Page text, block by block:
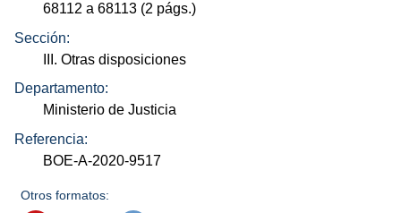
68112 a 68113 (2 págs.)
Sección:
III. Otras disposiciones
Departamento:
Ministerio de Justicia
Referencia:
BOE-A-2020-9517
Otros formatos: